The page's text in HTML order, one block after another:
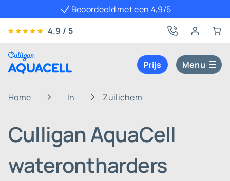
Beoordeeld met een 4,9/5
4.9 / 5
Prijs Menu
Home In Zuilichem
Culligan AquaCell
waterontharders